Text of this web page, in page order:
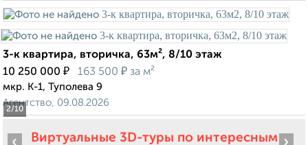
2/10
3-к квартира, вторичка, 63м², 8/10 этаж
10 250 000 ₽ 163 500 ₽ за м²
мкр. К-1, Туполева 9
Агентство, 09.08.2026
Виртуальные 3D-туры по интересным